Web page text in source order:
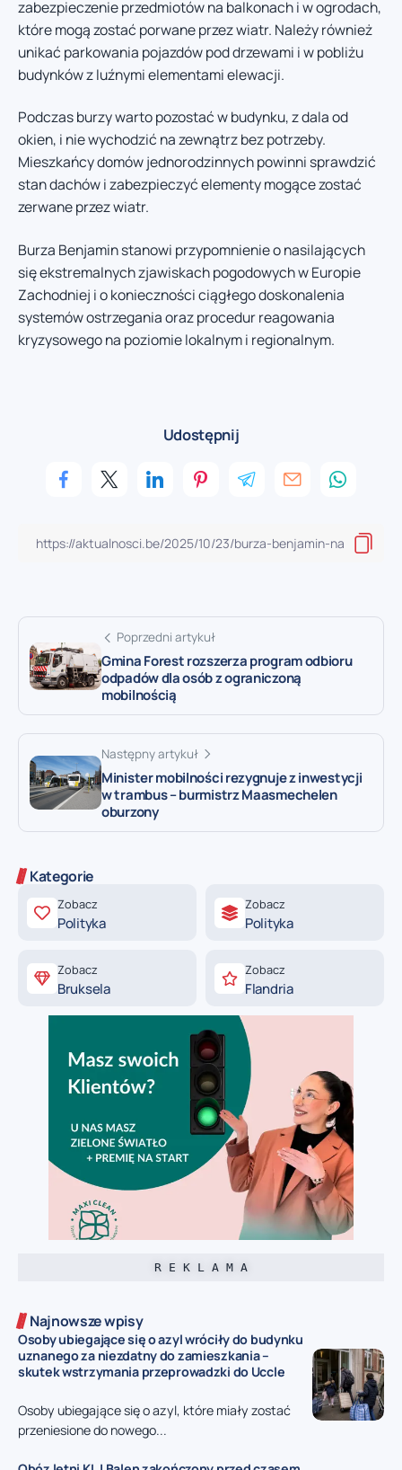
zabezpieczenie przedmiotów na balkonach i w ogrodach,
które mogą zostać porwane przez wiatr. Należy również
unikać parkowania pojazdów pod drzewami i w pobliżu
budynków z luźnymi elementami elewacji.
Podczas burzy warto pozostać w budynku, z dala od
okien, i nie wychodzić na zewnątrz bez potrzeby.
Mieszkańcy domów jednorodzinnych powinni sprawdzić
stan dachów i zabezpieczyć elementy mogące zostać
zerwane przez wiatr.
Burza Benjamin stanowi przypomnienie o nasilających
się ekstremalnych zjawiskach pogodowych w Europie
Zachodniej i o konieczności ciągłego doskonalenia
systemów ostrzegania oraz procedur reagowania
kryzysowego na poziomie lokalnym i regionalnym.
Udostępnij
Poprzedni artykuł
Gmina Forest rozszerza program odbioru
odpadów dla osób z ograniczoną
mobilnością
Następny artykuł
Minister mobilności rezygnuje z inwestycji
w trambus – burmistrz Maasmechelen
oburzony
Kategorie
Zobacz
Polityka
Zobacz
Polityka
Zobacz
Bruksela
Zobacz
Flandria
R E K L A M A
Najnowsze wpisy
Osoby ubiegające się o azyl wróciły do budynku
uznanego za niezdatny do zamieszkania –
skutek wstrzymania przeprowadzki do Uccle
Osoby ubiegające się o azyl, które miały zostać
przeniesione do nowego...